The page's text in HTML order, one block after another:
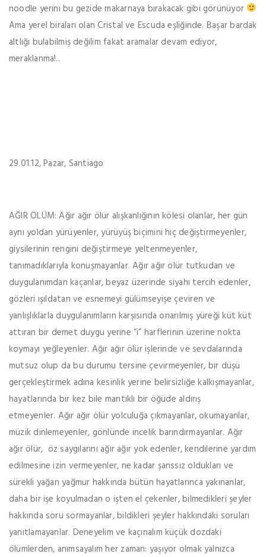
noodle yerini bu gezide makarnaya bırakacak gibi görünüyor
Ama yerel biraları olan Cristal ve Escuda eşliğinde. Başar bardak
altlığı bulabilmiş değilim fakat aramalar devam ediyor,
meraklanma!..
29.01.12, Pazar, Santiago
AĞIR ÖLÜM: Ağır ağır ölür alışkanlığının kölesi olanlar, her gün
aynı yoldan yürüyenler, yürüyüş biçimini hiç değiştirmeyenler,
giysilerinin rengini değiştirmeye yeltenmeyenler,
tanımadıklarıyla konuşmayanlar. Ağır ağır ölür tutkudan ve
duygulanımdan kaçanlar, beyaz üzerinde siyahı tercih edenler,
gözleri ışıldatan ve esnemeyi gülümseyişe çeviren ve
yanlışlıklarla duygulanımların karşısında onarılmış yüreği küt küt
attıran bir demet duygu yerine “i” harflerinin üzerine nokta
koymayı yeğleyenler. Ağır ağır ölür işlerinde ve sevdalarında
mutsuz olup da bu durumu tersine çevirmeyenler, bir düşü
gerçekleştirmek adına kesinlik yerine belirsizliğe kalkışmayanlar,
hayatlarında bir kez bile mantıklı bir öğüde aldırış
etmeyenler. Ağır ağır ölür yolculuğa çıkmayanlar, okumayanlar,
müzik dinlemeyenler, gönlünde incelik barındırmayanlar. Ağır
ağır ölür, öz saygılarını ağır ağır yok edenler, kendilerine yardım
edilmesine izin vermeyenler, ne kadar şanssız oldukları ve
sürekli yağan yağmur hakkında bütün hayatlarınca yakınanlar,
daha bir işe koyulmadan o işten el çekenler, bilmedikleri şeyler
hakkında soru sormayanlar, bildikleri şeyler hakkındaki soruları
yanıtlamayanlar. Deneyelim ve kaçınalım küçük dozdaki
ölümlerden, anımsayalım her zaman: yaşıyor olmak yalnızca